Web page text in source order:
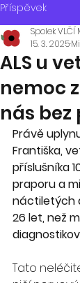
Příspěvek
ALS u
nemoc
nás bez
Spolek VLČÍ
15. 3. 2025
Právě
Františka,
příslušníka
praporu a
náctiletých
26 let, než
Tato